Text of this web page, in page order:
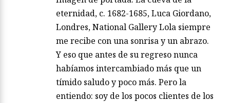
eternidad, c. 1682-1685, Luca Giordano,
Londres, National Gallery Lola siempre
me recibe con una sonrisa y un abrazo.
Y eso que antes de su regreso nunca
habíamos intercambiado más que un
tímido saludo y poco más. Pero la
entiendo: soy de los pocos clientes de los